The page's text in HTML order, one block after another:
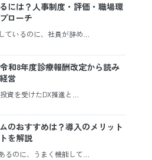
には？人事制度・評価・職場環
ローチ
ているのに、社員が辞め…
和8年度診療報酬改定から読み
営
資を受けたDX推進と…
のおすすめは？導入のメリット
を解説
るのに、うまく機能して…